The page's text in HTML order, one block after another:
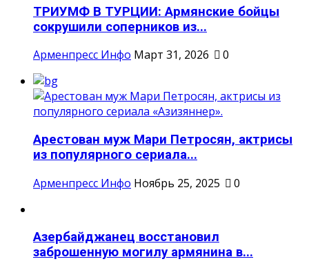
ТРИУМФ В ТУРЦИИ: Армянские бойцы
сокрушили соперников из...
Арменпресс Инфо Март 31, 2026 0
Арестован муж Мари Петросян, актрисы
из популярного сериала...
Арменпресс Инфо Ноябрь 25, 2025 0
Азербайджанец восстановил
заброшенную могилу армянина в...